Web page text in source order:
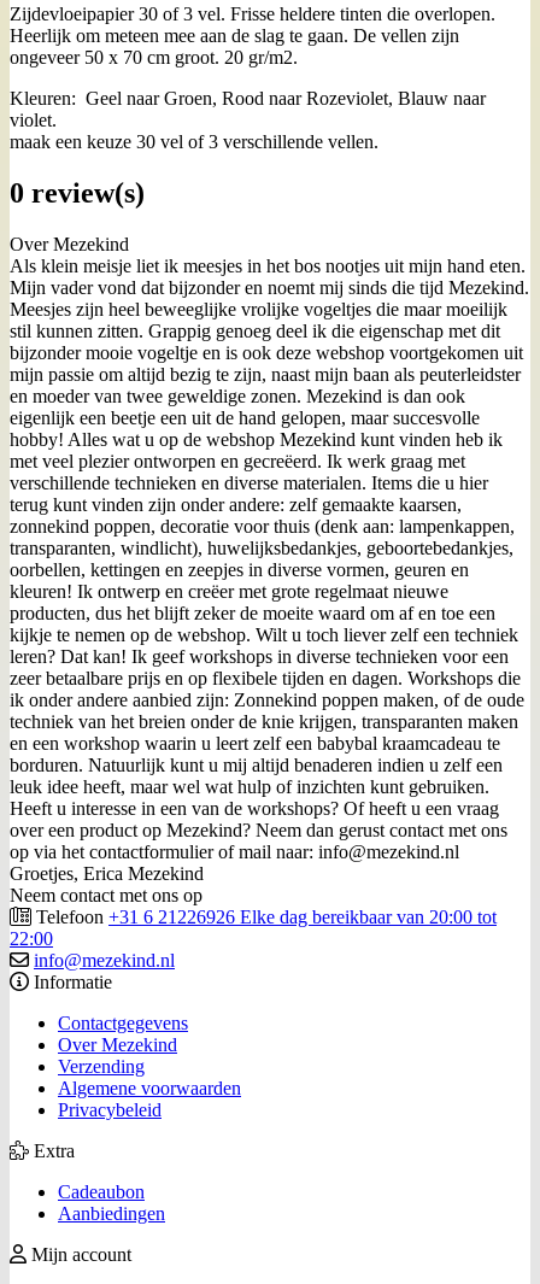
Zijdevloeipapier 30 of 3 vel. Frisse heldere tinten die overlopen.
Heerlijk om meteen mee aan de slag te gaan. De vellen zijn
ongeveer 50 x 70 cm groot. 20 gr/m2.
Kleuren: Geel naar Groen, Rood naar Rozeviolet, Blauw naar
violet.
maak een keuze 30 vel of 3 verschillende vellen.
0 review(s)
Over Mezekind
Als klein meisje liet ik meesjes in het bos nootjes uit mijn hand eten.
Mijn vader vond dat bijzonder en noemt mij sinds die tijd Mezekind.
Meesjes zijn heel beweeglijke vrolijke vogeltjes die maar moeilijk
stil kunnen zitten. Grappig genoeg deel ik die eigenschap met dit
bijzonder mooie vogeltje en is ook deze webshop voortgekomen uit
mijn passie om altijd bezig te zijn, naast mijn baan als peuterleidster
en moeder van twee geweldige zonen. Mezekind is dan ook
eigenlijk een beetje een uit de hand gelopen, maar succesvolle
hobby! Alles wat u op de webshop Mezekind kunt vinden heb ik
met veel plezier ontworpen en gecreëerd. Ik werk graag met
verschillende technieken en diverse materialen. Items die u hier
terug kunt vinden zijn onder andere: zelf gemaakte kaarsen,
zonnekind poppen, decoratie voor thuis (denk aan: lampenkappen,
transparanten, windlicht), huwelijksbedankjes, geboortebedankjes,
oorbellen, kettingen en zeepjes in diverse vormen, geuren en
kleuren! Ik ontwerp en creëer met grote regelmaat nieuwe
producten, dus het blijft zeker de moeite waard om af en toe een
kijkje te nemen op de webshop. Wilt u toch liever zelf een techniek
leren? Dat kan! Ik geef workshops in diverse technieken voor een
zeer betaalbare prijs en op flexibele tijden en dagen. Workshops die
ik onder andere aanbied zijn: Zonnekind poppen maken, of de oude
techniek van het breien onder de knie krijgen, transparanten maken
en een workshop waarin u leert zelf een babybal kraamcadeau te
borduren. Natuurlijk kunt u mij altijd benaderen indien u zelf een
leuk idee heeft, maar wel wat hulp of inzichten kunt gebruiken.
Heeft u interesse in een van de workshops? Of heeft u een vraag
over een product op Mezekind? Neem dan gerust contact met ons
op via het contactformulier of mail naar: info@mezekind.nl
Groetjes, Erica Mezekind
Neem contact met ons op
Telefoon +31 6 21226926 Elke dag bereikbaar van 20:00 tot
22:00
info@mezekind.nl
Informatie
Contactgegevens
Over Mezekind
Verzending
Algemene voorwaarden
Privacybeleid
Extra
Cadeaubon
Aanbiedingen
Mijn account